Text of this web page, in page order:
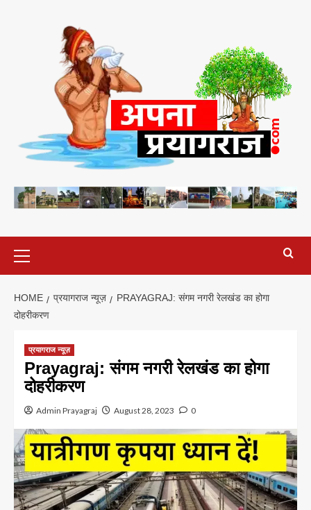
Menu
HOME प्रयागराज न्यूज़
PRAYAGRAJ: संगम नगरी रेलखंड का होगा
दोहरीकरण
प्रयागराज न्यूज़
Prayagraj: संगम नगरी रेलखंड का होगा
दोहरीकरण
Admin Prayagraj August 28, 2023 0